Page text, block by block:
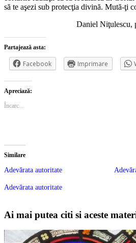
să te aşezi sub protecţia divină. Mută-ţi
Daniel Niţulescu,
Partajează asta:
Facebook Imprimare
Apreciază:
Încarc...
Similare
Adevărata autoritate
Adevărata autoritate
Ai mai putea citi si aceste